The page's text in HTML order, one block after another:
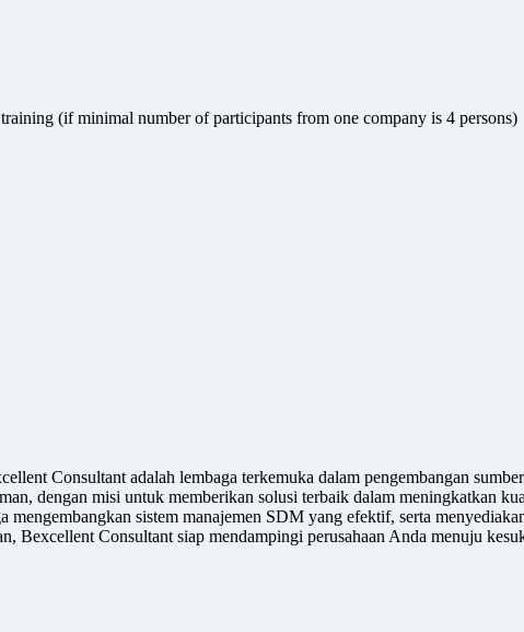
(if minimal number of participants from one company is 4 persons)
Consultant adalah lembaga terkemuka dalam pengembangan
dengan misi untuk memberikan solusi terbaik dalam meningkatkan
sistem manajemen SDM yang efektif, serta
Bexcellent Consultant siap mendampingi perusahaan Anda menuju